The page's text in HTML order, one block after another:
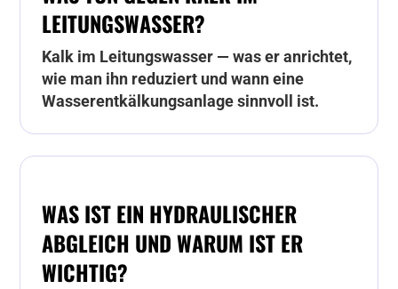
LEITUNGSWASSER?
Kalk im Leitungswasser — was er anrichtet,
wie man ihn reduziert und wann eine
Wasserentkälkungsanlage sinnvoll ist.
WAS IST EIN HYDRAULISCHER
ABGLEICH UND WARUM IST ER
WICHTIG?